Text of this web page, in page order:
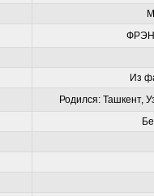
Из
Родился: Ташкент,